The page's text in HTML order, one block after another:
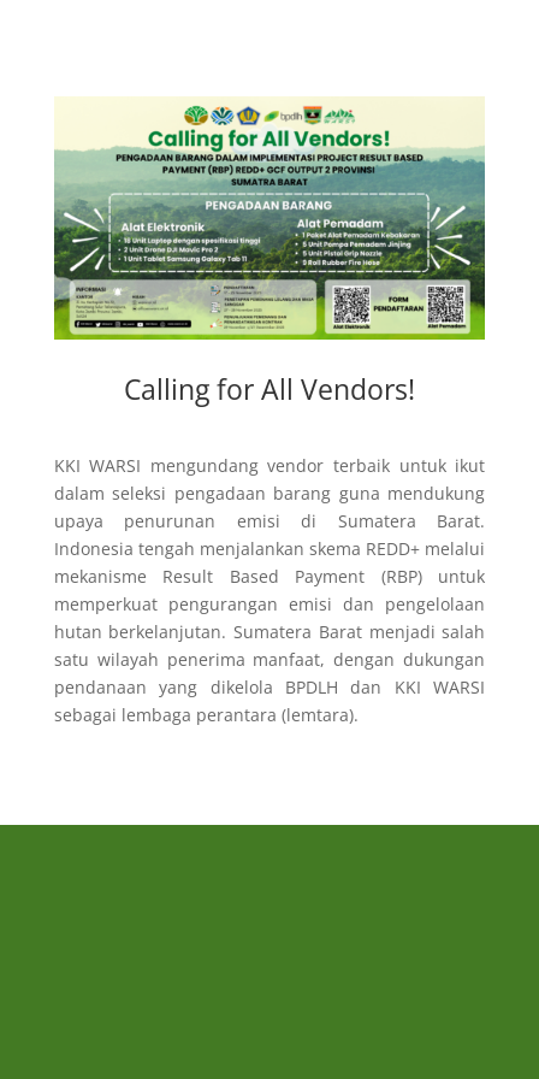
Calling for All Vendors!
KKI WARSI mengundang vendor terbaik untuk ikut
dalam seleksi pengadaan barang guna mendukung
upaya penurunan emisi di Sumatera Barat.
Indonesia tengah menjalankan skema REDD+ melalui
mekanisme Result Based Payment (RBP) untuk
memperkuat pengurangan emisi dan pengelolaan
hutan berkelanjutan. Sumatera Barat menjadi salah
satu wilayah penerima manfaat, dengan dukungan
pendanaan yang dikelola BPDLH dan KKI WARSI
sebagai lembaga perantara (lemtara).